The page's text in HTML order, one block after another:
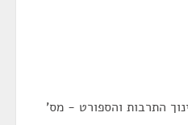
התרבות והספורט - מס'